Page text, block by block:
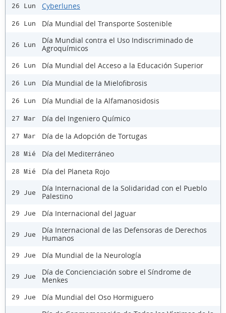
26 Lun Cyberlunes
26 Lun Día Mundial del Transporte Sostenible
26 Lun
Día Mundial contra el Uso Indiscriminado de
Agroquímicos
26 Lun Día Mundial del Acceso a la Educación Superior
26 Lun Día Mundial de la Mielofibrosis
26 Lun Día Mundial de la Alfamanosidosis
27 Mar Día del Ingeniero Químico
27 Mar Día de la Adopción de Tortugas
28 Mié Día del Mediterráneo
28 Mié Día del Planeta Rojo
29 Jue
Día Internacional de la Solidaridad con el Pueblo
Palestino
29 Jue Día Internacional del Jaguar
29 Jue
Día Internacional de las Defensoras de Derechos
Humanos
29 Jue Día Mundial de la Neurología
29 Jue
Día de Concienciación sobre el Síndrome de
Menkes
29 Jue
Día Mundial del Oso Hormiguero